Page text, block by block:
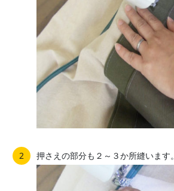
押さえの部分も２～３か所縫います。